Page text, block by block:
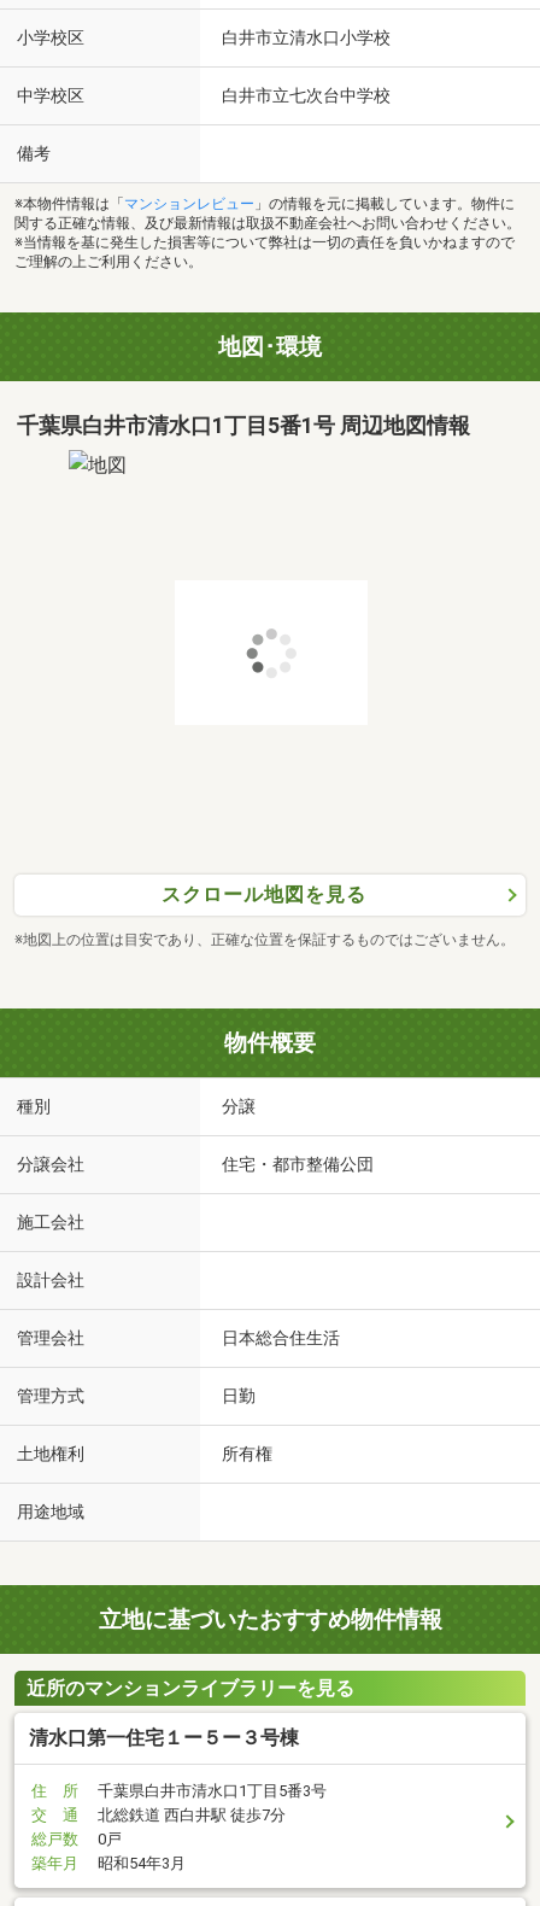
小学校区 白井市立清水口小学校
中学校区 白井市立七次台中学校
備考
※本物件情報は「 マンションレビュー 」の情報を元に掲載しています。物件に
関する正確な情報、及び最新情報は取扱不動産会社へお問い合わせください。
※当情報を基に発生した損害等について弊社は一切の責任を負いかねますので
ご理解の上ご利用ください。
地図･環境
千葉県白井市清水口1丁目5番1号 周辺地図情報
スクロール地図を見る
※地図上の位置は目安であり、正確な位置を保証するものではございません。
物件概要
種別 分譲
分譲会社 住宅・都市整備公団
施工会社
設計会社
管理会社 日本総合住生活
管理方式 日勤
土地権利 所有権
用途地域
立地に基づいたおすすめ物件情報
近所のマンションライブラリーを見る
清水口第一住宅１ー５ー３号棟
住 所
千葉県白井市清水口1丁目5番3号
交 通
北総鉄道 西白井駅 徒歩7分
総戸数
0戸
築年月
昭和54年3月